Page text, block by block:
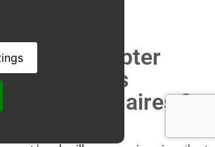
faut il compter
des
processionnaires ?